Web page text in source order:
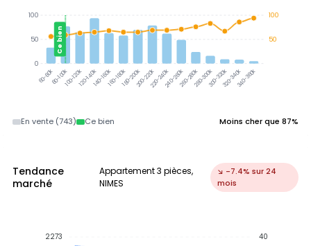
60-80k80-100k100-120k120-140k140-160k160-180k180-200k200-220k220-240k240-260k260-280k280-300k300-320k320-340k340-360k
Ce bien
100
50
100
50
0
En vente (743) Ce bien Moins cher que 87%
Tendance
marché
Appartement 3 pièces,
NIMES
↘ -7.4% sur 24
mois
40
2273